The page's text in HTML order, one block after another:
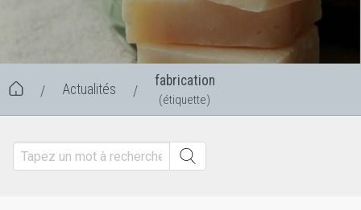
/ Actualités /
fabrication
(étiquette)